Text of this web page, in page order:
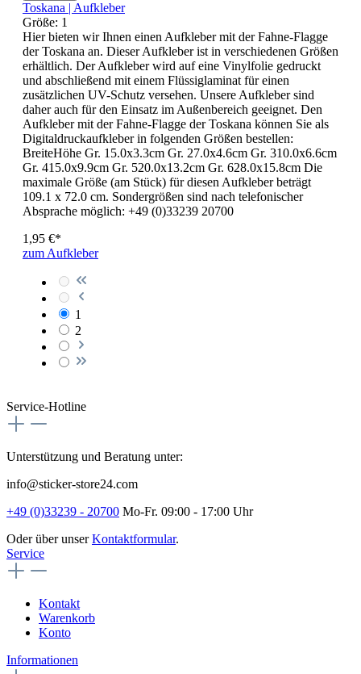
Toskana | Aufkleber
Größe: 1
Hier bieten wir Ihnen einen Aufkleber mit der Fahne-Flagge
der Toskana an. Dieser Aufkleber ist in verschiedenen Größen
erhältlich. Der Aufkleber wird auf eine Vinylfolie gedruckt
und abschließend mit einem Flüssiglaminat für einen
zusätzlichen UV-Schutz versehen. Unsere Aufkleber sind
daher auch für den Einsatz im Außenbereich geeignet. Den
Aufkleber mit der Fahne-Flagge der Toskana können Sie als
Digitaldruckaufkleber in folgenden Größen bestellen:
BreiteHöhe Gr. 15.0x3.3cm Gr. 27.0x4.6cm Gr. 310.0x6.6cm
Gr. 415.0x9.9cm Gr. 520.0x13.2cm Gr. 628.0x15.8cm Die
maximale Größe (am Stück) für diesen Aufkleber beträgt
109.1 x 72.0 cm. Sondergrößen sind nach telefonischer
Absprache möglich: +49 (0)33239 20700
1,95 €*
zum Aufkleber
1
2
Service-Hotline
Unterstützung und Beratung unter:
info@sticker-store24.com
+49 (0)33239 - 20700 Mo-Fr. 09:00 - 17:00 Uhr
Oder über unserKontaktformular.
Service
Kontakt
Warenkorb
Konto
Informationen